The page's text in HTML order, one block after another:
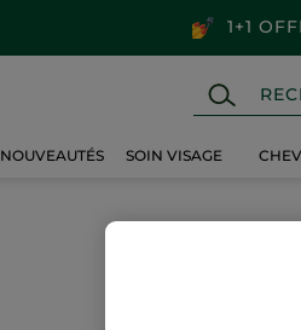
1+1
NOUVEAUTÉS SOIN VISAGE